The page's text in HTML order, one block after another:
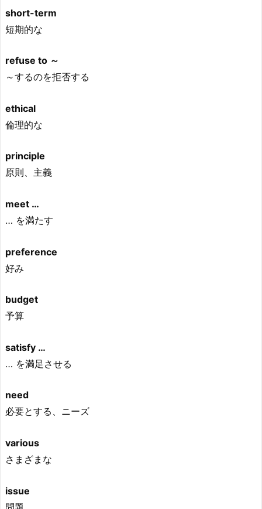
short-term
短期的な
refuse to ～
～するのを拒否する
ethical
倫理的な
principle
原則、主義
meet …
… を満たす
preference
好み
budget
予算
satisfy …
… を満足させる
need
必要とする、ニーズ
various
さまざまな
issue